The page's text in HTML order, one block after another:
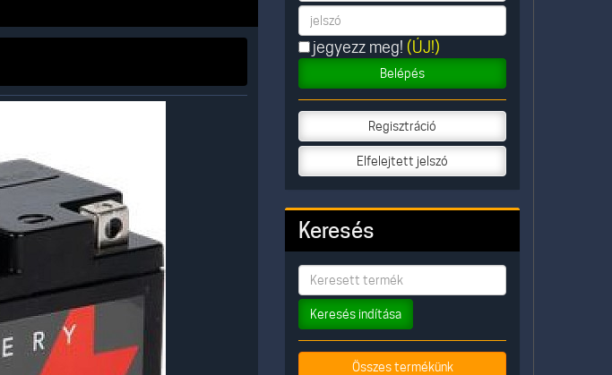
jegyezz meg! (ÚJ!)
Belépés
Regisztráció
Elfelejtett jelszó
Keresés
Keresés indítása
Összes termékünk